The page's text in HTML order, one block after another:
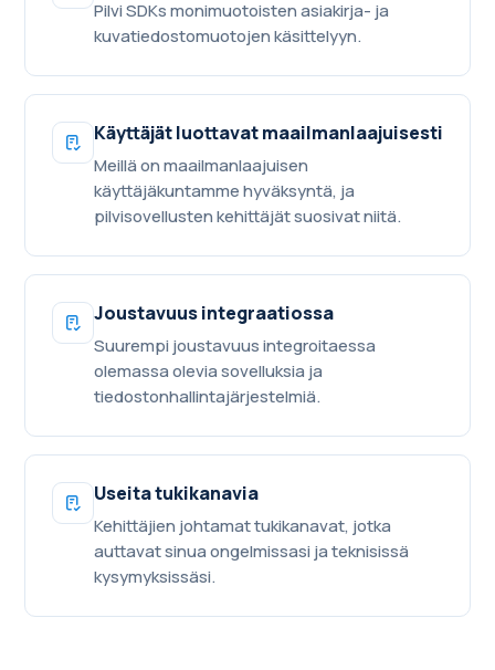
Pilvi SDKs monimuotoisten asiakirja- ja
kuvatiedostomuotojen käsittelyyn.
Käyttäjät luottavat maailmanlaajuisesti
Meillä on maailmanlaajuisen
käyttäjäkuntamme hyväksyntä, ja
pilvisovellusten kehittäjät suosivat niitä.
Joustavuus integraatiossa
Suurempi joustavuus integroitaessa
olemassa olevia sovelluksia ja
tiedostonhallintajärjestelmiä.
Useita tukikanavia
Kehittäjien johtamat tukikanavat, jotka
auttavat sinua ongelmissasi ja teknisissä
kysymyksissäsi.